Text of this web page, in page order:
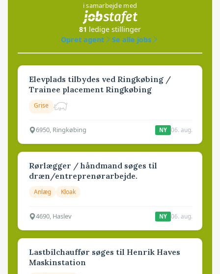
i samarbejde med
81 ledige stillinger
Opret agent
Se alle jobs
Elevplads tilbydes ved Ringkøbing /
Trainee placement Ringkøbing
Grise
6950, Ringkøbing NY 06. aug.
Rørlægger / håndmand søges til
dræn/entreprenørarbejde.
Anlæg Kloak
4690, Haslev NY 06. aug.
Lastbilchauffør søges til Henrik Haves
Maskinstation